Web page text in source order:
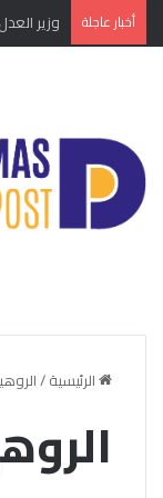
أخبار عاجلة وزير
الرئيسية/